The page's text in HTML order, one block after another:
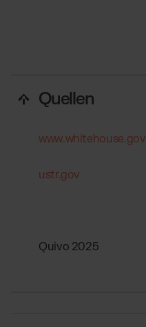
Quellen
www.whitehouse.gov
ustr.gov
Quivo 2025